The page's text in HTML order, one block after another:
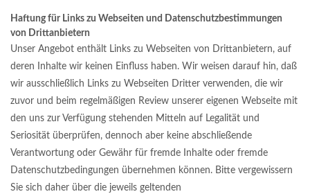
Haftung für Links zu Webseiten und Datenschutzbestimmungen
von Drittanbietern
Unser Angebot enthält Links zu Webseiten von Drittanbietern, auf
deren Inhalte wir keinen Einfluss haben. Wir weisen darauf hin, daß
wir ausschließlich Links zu Webseiten Dritter verwenden, die wir
zuvor und beim regelmäßigen Review unserer eigenen Webseite mit
den uns zur Verfügung stehenden Mitteln auf Legalität und
Seriosität überprüfen, dennoch aber keine abschließende
Verantwortung oder Gewähr für fremde Inhalte oder fremde
Datenschutzbedingungen übernehmen können. Bitte vergewissern
Sie sich daher über die jeweils geltenden